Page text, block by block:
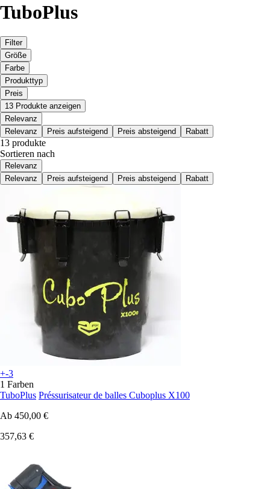
TuboPlus
Filter
Größe
Farbe
Produkttyp
Preis
13 Produkte anzeigen
Relevanz
Relevanz
Preis aufsteigend Preis absteigend Rabatt
13 produkte
Sortieren nach
Relevanz
Relevanz
Preis aufsteigend Preis absteigend Rabatt
+-3
1 Farben
TuboPlus Préssurisateur de balles Cuboplus X100
Ab 450,00 €
357,63 €